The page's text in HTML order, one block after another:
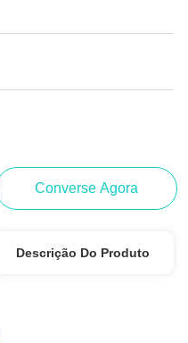
Converse Agora
Descrição Do Produto